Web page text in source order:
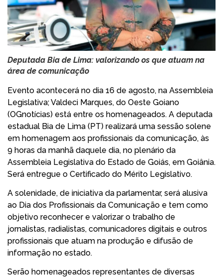
Deputada Bia de Lima: valorizando os que atuam na
área de comunicação
Evento acontecerá no dia 16 de agosto, na Assembleia
Legislativa; Valdeci Marques, do Oeste Goiano
(OGnotícias) está entre os homenageados. A deputada
estadual Bia de Lima (PT) realizará uma sessão solene
em homenagem aos profissionais da comunicação, às
9 horas da manhã daquele dia, no plenário da
Assembleia Legislativa do Estado de Goiás, em Goiânia.
Será entregue o Certificado do Mérito Legislativo.
A solenidade, de iniciativa da parlamentar, será alusiva
ao Dia dos Profissionais da Comunicação e tem como
objetivo reconhecer e valorizar o trabalho de
jornalistas, radialistas, comunicadores digitais e outros
profissionais que atuam na produção e difusão de
informação no estado.
Serão homenageados representantes de diversas